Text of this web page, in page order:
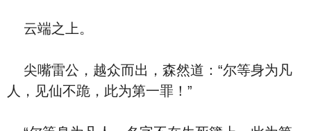
云端之上。
尖嘴雷公，越众而出，森然道：“尔等身为凡
人，见仙不跪，此为第一罪！”